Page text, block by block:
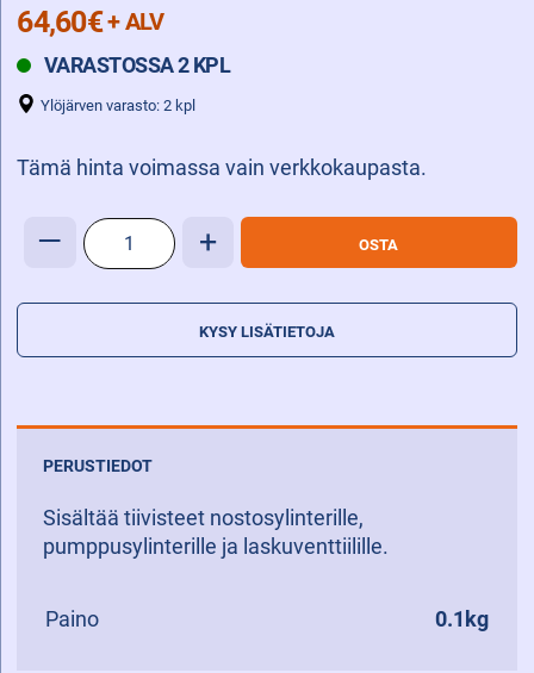
64,60€+ ALV
VARASTOSSA 2 KPL
Ylöjärven varasto: 2 kpl
Tämä hinta voimassa vain verkkokaupasta.
—
TIIVISTESARJA
ROCLA
+ OSTA
KYSY LISÄTIETOJA
PERUSTIEDOT
Sisältää tiivisteet nostosylinterille,
pumppusylinterille ja laskuventtiilille.
Paino 0.1kg